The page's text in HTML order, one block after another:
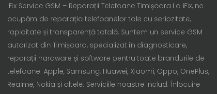
iFix Service GSM – Reparații Telefoane Timișoara La iFix, ne
ocupăm de reparația telefoanelor tale cu seriozitate,
rapiditate și transparență totală. Suntem un service GSM
autorizat din Timișoara, specializat în diagnosticare,
reparații hardware și software pentru toate brandurile de
telefoane: Apple, Samsung, Huawei, Xiaomi, Oppo, OnePlus,
Realme, Nokia și altele. Serviciile noastre includ: Înlocuire